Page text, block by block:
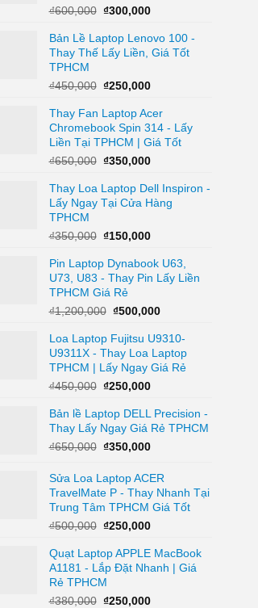
₫600,000 Giá
là:
₫600,000.
₫300,000Giá
tại
là:
Bản Lề Laptop Lenovo 100 -
Thay Thế Lấy Liền, Giá Tốt
TPHCM
₫450,000 Giá
là:
₫450,000.
₫250,000Giá
tại
là:
₫250,000.
Thay Fan Laptop Acer
Chromebook Spin 314 - Lấy
Liền Tại TPHCM | Giá Tốt
₫650,000 Giá
là:
₫650,000.
₫350,000Giá
tại
là:
Thay Loa Laptop Dell Inspiron -
Lấy Ngay Tại Cửa Hàng
TPHCM
₫350,000 Giá
là:
₫350,000.
₫150,000Giá
tại
là:
Pin Laptop Dynabook U63,
U73, U83 - Thay Pin Lấy Liền
TPHCM Giá Rẻ
₫1,200,000 Giá
là:
₫1,200,000.
₫500,000Giá
tại
là:
₫500,000.
Loa Laptop Fujitsu U9310-
U9311X - Thay Loa Laptop
TPHCM | Lấy Ngay Giá Rẻ
₫450,000 Giá
là:
₫450,000.
₫250,000Giá
tại
là:
₫250,000.
Bản lề Laptop DELL Precision -
Thay Lấy Ngay Giá Rẻ TPHCM
₫650,000 Giá
là:
₫650,000.
₫350,000Giá
tại
là:
₫350,000.
Sửa Loa Laptop ACER
TravelMate P - Thay Nhanh Tại
Trung Tâm TPHCM Giá Tốt
₫500,000 Giá
là:
₫500,000.
₫250,000Giá
tại
là:
Quạt Laptop APPLE MacBook
A1181 - Lắp Đặt Nhanh | Giá
Rẻ TPHCM
₫380,000 Giá
₫250,000Giá